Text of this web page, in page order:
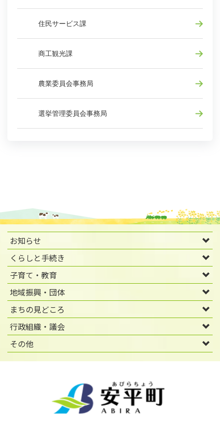
住民サービス課
商工観光課
農業委員会事務局
選挙管理委員会事務局
お知らせ
くらしと手続き
子育て・教育
地域振興・団体
まちの見どころ
行政組織・議会
その他